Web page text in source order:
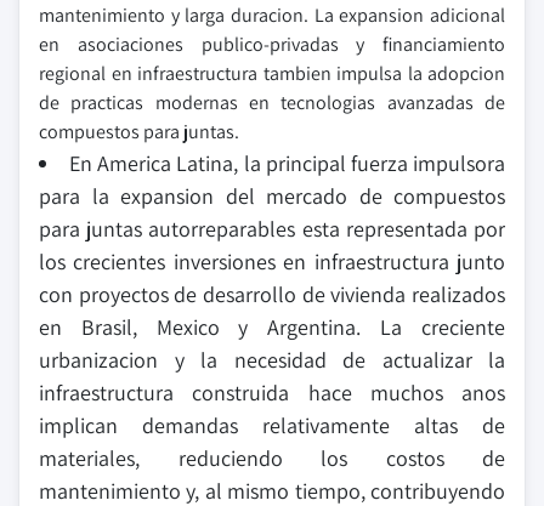
mantenimiento y larga duracion. La expansion adicional
en asociaciones publico-privadas y financiamiento
regional en infraestructura tambien impulsa la adopcion
de practicas modernas en tecnologias avanzadas de
compuestos para juntas.
En America Latina, la principal fuerza impulsora
para la expansion del mercado de compuestos
para juntas autorreparables esta representada por
los crecientes inversiones en infraestructura junto
con proyectos de desarrollo de vivienda realizados
en Brasil, Mexico y Argentina. La creciente
urbanizacion y la necesidad de actualizar la
infraestructura construida hace muchos anos
implican demandas relativamente altas de
materiales, reduciendo los costos de
mantenimiento y, al mismo tiempo, contribuyendo